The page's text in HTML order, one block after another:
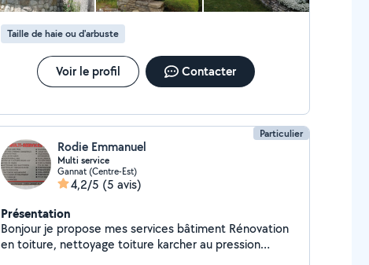
Taille de haie ou d'arbuste
Voir le profil Contacter
Particulier
Rodie Emmanuel
Multi service
Gannat (Centre-Est)
4,2/5 (5 avis)
Présentation
Bonjour je propose mes services bâtiment Rénovation
en toiture, nettoyage toiture karcher au pression